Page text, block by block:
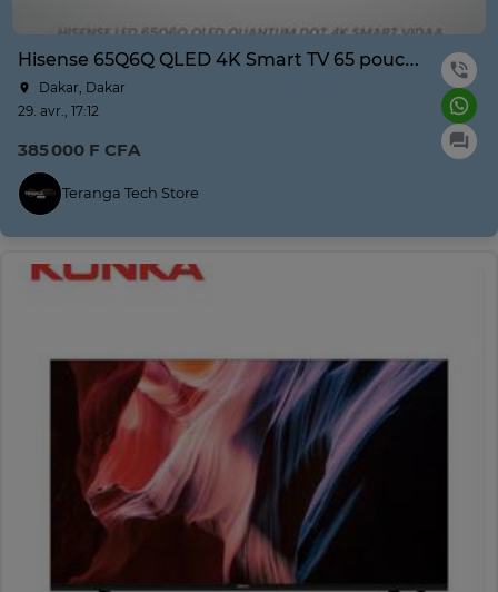
Hisense 65Q6Q QLED 4K Smart TV 65 pouces
Dakar, Dakar
29. avr., 17:12
385 000 F CFA
Teranga Tech Store